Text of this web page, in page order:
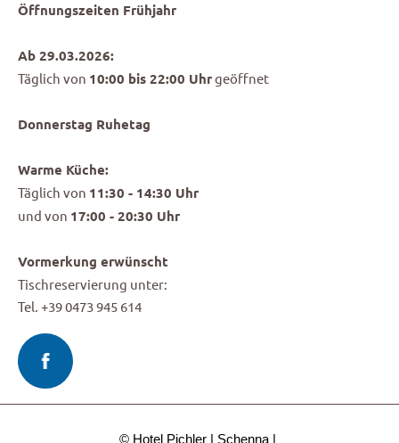
Öffnungszeiten Frühjahr
Ab 29.03.2026:
Täglich von 10:00 bis 22:00 Uhrgeöffnet
Donnerstag Ruhetag
Warme Küche:
Täglich von 11:30 - 14:30 Uhr
und von 17:00 - 20:30 Uhr
Vormerkung erwünscht
Tischreservierung unter:
Tel. +39 0473 945 614
© Hotel Pichler Schenna